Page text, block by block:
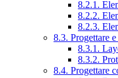
8.2.1.
8.2.2.
8.2.3.
8.3. Progettare
8.3.1.
8.3.2.
8.4. Progettare